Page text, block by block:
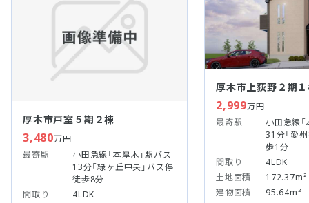
厚木市戸室５期２棟
3,480万円
最寄駅
小田急線「本厚木」駅バス
13分「緑ヶ丘中央」バス停
徒歩8分
間取り
4LDK
厚木市上荻野２期
2,999万円
最寄駅
小田急線
31分「愛
歩1分
間取り
4LDK
土地面積
172.37m²
建物面積
95.64m²